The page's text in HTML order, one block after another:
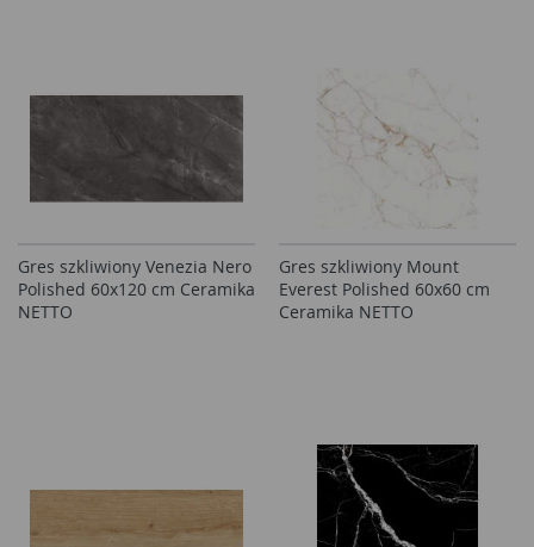
Gres szkliwiony Venezia Nero
Polished 60x120 cm Ceramika
NETTO
Gres szkliwiony Mount
Everest Polished 60x60 cm
Ceramika NETTO